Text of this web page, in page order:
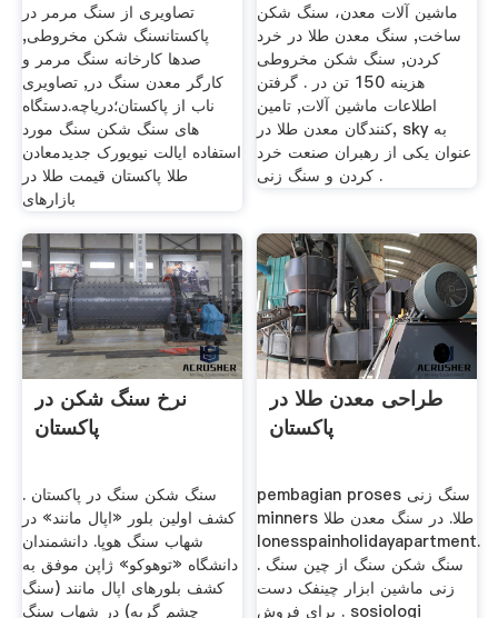
تصاویری از سنگ مرمر در
پاکستانسنگ شکن مخروطی,
صدها کارخانه سنگ مرمر و
کارگر معدن سنگ در, تصاویری
ناب از پاکستان؛دریاچه.دستگاه
های سنگ شکن سنگ مورد
استفاده ایالت نیویورک جدیدمعادن
طلا پاکستان قیمت طلا در
بازارهای
ماشین آلات معدن، سنگ شکن
ساخت, سنگ معدن طلا در خرد
کردن, سنگ شکن مخروطی
هزینه 150 تن در . گرفتن
اطلاعات ماشین آلات, تامین
کنندگان معدن طلا در, sky به
عنوان یکی از رهبران صنعت خرد
کردن و سنگ زنی .
نرخ سنگ شکن در
پاکستان
سنگ شکن سنگ در پاکستان .
کشف اولین بلور «اپال مانند» در
شهاب سنگ هوپا. دانشمندان
دانشگاه «توهوکو» ژاپن موفق به
کشف بلورهای اپال مانند (سنگ
چشم گربه) در شهاب سنگ
طراحی معدن طلا در
پاکستان
pembagian proses سنگ زنی
minners طلا. در سنگ معدن طلا
lonesspainholidayapartment.
. سنگ شکن سنگ از چین سنگ
زنی ماشین ابزار چینفک دست
برای فروش . sosiologi